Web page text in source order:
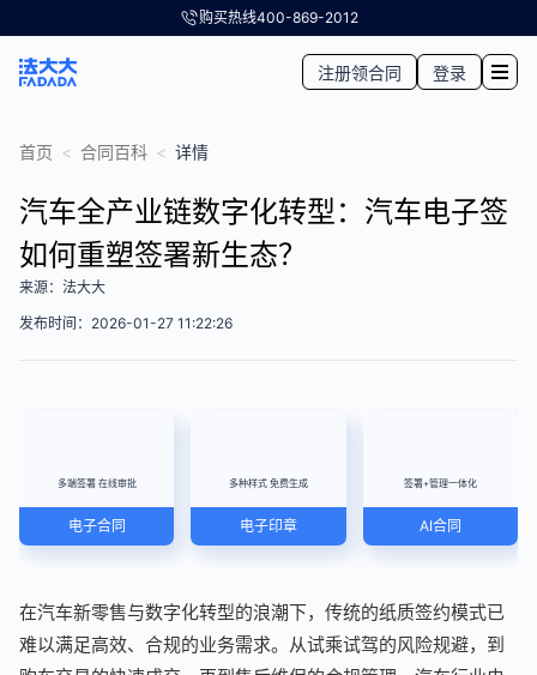
购买热线400-869-2012
注册领合同 登录
首页 < 合同百科 < 详情
汽车全产业链数字化转型：汽车电子签
如何重塑签署新生态？
来源：法大大
发布时间：2026-01-27 11:22:26
多端签署 在线审批
电子合同
多种样式 免费生成
电子印章
签署+管理一体化
AI合同
在汽车新零售与数字化转型的浪潮下，传统的纸质签约模式已
难以满足高效、合规的业务需求。从试乘试驾的风险规避，到